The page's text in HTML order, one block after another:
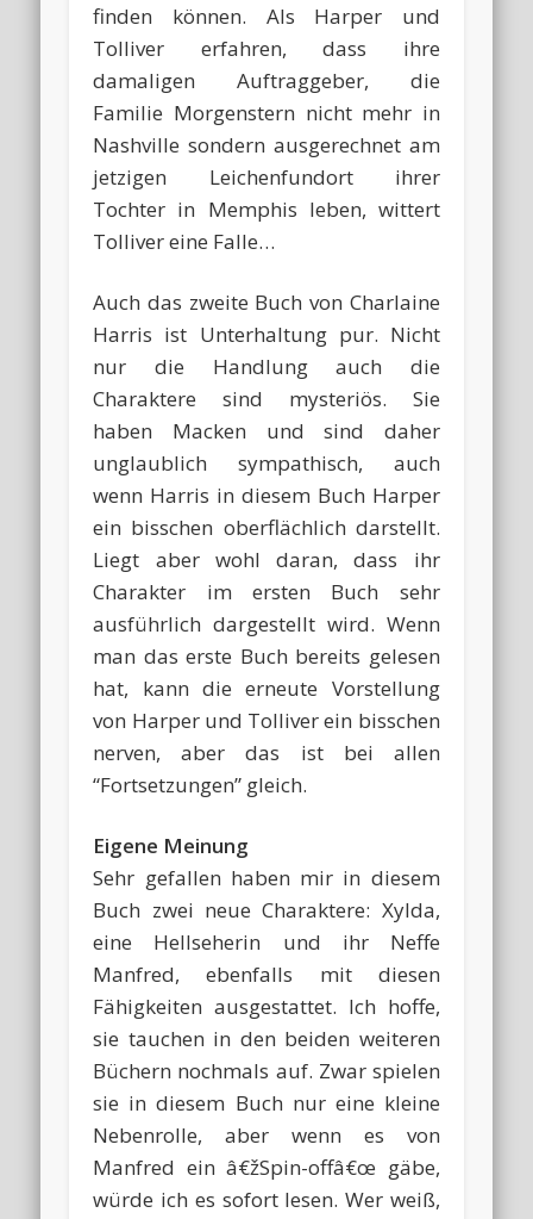
finden können. Als Harper und
Tolliver erfahren, dass ihre
damaligen Auftraggeber, die
Familie Morgenstern nicht mehr in
Nashville sondern ausgerechnet am
jetzigen Leichenfundort ihrer
Tochter in Memphis leben, wittert
Tolliver eine Falle…
Auch das zweite Buch von Charlaine
Harris ist Unterhaltung pur. Nicht
nur die Handlung auch die
Charaktere sind mysteriös. Sie
haben Macken und sind daher
unglaublich sympathisch, auch
wenn Harris in diesem Buch Harper
ein bisschen oberflächlich darstellt.
Liegt aber wohl daran, dass ihr
Charakter im ersten Buch sehr
ausführlich dargestellt wird. Wenn
man das erste Buch bereits gelesen
hat, kann die erneute Vorstellung
von Harper und Tolliver ein bisschen
nerven, aber das ist bei allen
“Fortsetzungen” gleich.
Eigene Meinung
Sehr gefallen haben mir in diesem
Buch zwei neue Charaktere: Xylda,
eine Hellseherin und ihr Neffe
Manfred, ebenfalls mit diesen
Fähigkeiten ausgestattet. Ich hoffe,
sie tauchen in den beiden weiteren
Büchern nochmals auf. Zwar spielen
sie in diesem Buch nur eine kleine
Nebenrolle, aber wenn es von
Manfred ein â€žSpin-offâ€œ gäbe,
würde ich es sofort lesen. Wer weiß,